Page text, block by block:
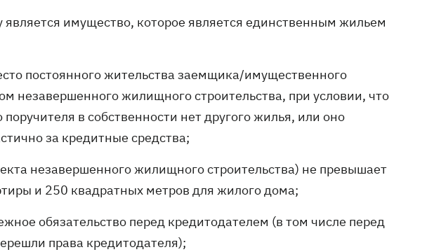
имущество, которое является единственным жильем
постоянного жительства заемщика/имущественного
незавершенного жилищного строительства, при условии, что
в собственности нет другого жилья, или оно
за кредитные средства;
незавершенного жилищного строительства) не превышает
и 250 квадратных метров для жилого дома;
обязательство перед кредитодателем (в том числе перед
права кредитодателя);